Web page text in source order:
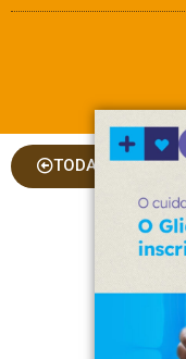
TODAS AS